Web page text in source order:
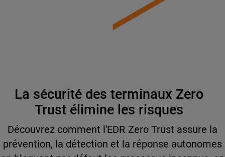
La sécurité des terminaux Zero
Trust élimine les risques
Découvrez comment l'EDR Zero Trust assure la
prévention, la détection et la réponse autonomes